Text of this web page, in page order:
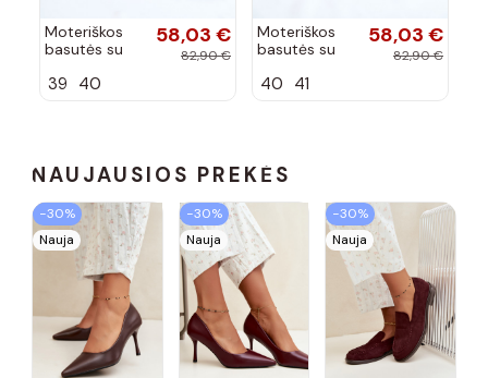
Moteriškos
basutės su
kulniukais
58,03 €
82,90 €
39 40
Moteriškos
basutės su
kulniukais
58,03 €
82,90 €
40 41
NAUJAUSIOS PREKĖS
−30%
Nauja
−30%
Nauja
−30%
Nauja